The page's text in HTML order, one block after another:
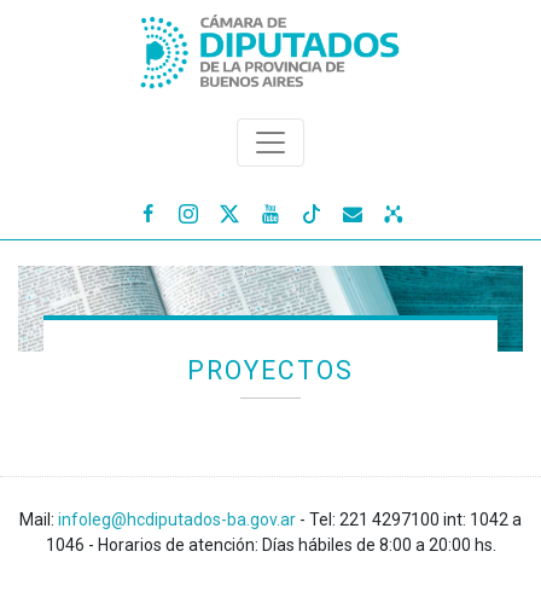
   
PROYECTOS
Mail: infoleg@hcdiputados-ba.gov.ar - Tel: 221 4297100 int: 1042 a
1046 - Horarios de atención: Días hábiles de 8:00 a 20:00 hs.